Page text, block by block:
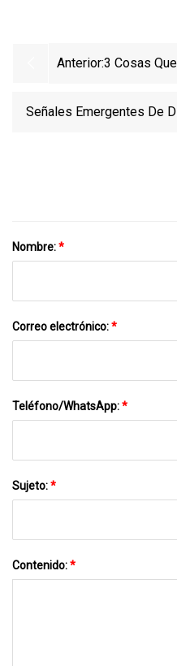
Anterior:3 Cosas
Señales Emergentes De
Nombre:*
Correo electrónico:*
Teléfono/WhatsApp:*
Sujeto:*
Contenido:*